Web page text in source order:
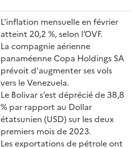
L'inflation mensuelle en février
atteint 20,2 %, selon l’OVF.
La compagnie aérienne
panaméenne Copa Holdings SA
prévoit d'augmenter ses vols
vers le Venezuela.
Le Bolivar s’est déprécié de 38,8
% par rapport au Dollar
étatsunien (USD) sur les deux
premiers mois de 2023.
Les exportations de pétrole ont